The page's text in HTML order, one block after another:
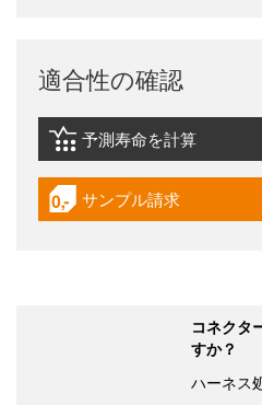
適合性の確認
igus-icon-lebensdauerrechner
予測寿命を計算
igus-icon-gratismuster
サンプル請求
コネクタ
すか？
ハーネス